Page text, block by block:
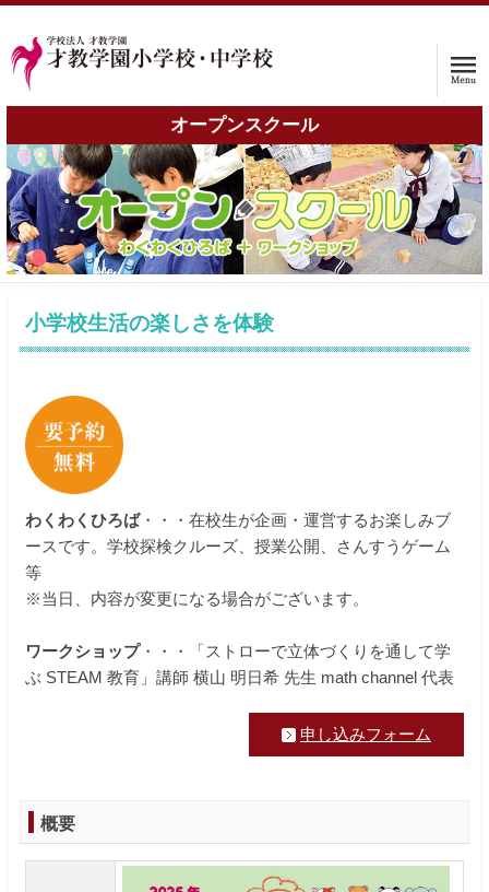
ホーム
学校案内
入試情報
保護者の声
入学をお考えの方へ
在校生の保護者の方へ
教職員募集
資料請求・お問い合わせ
オープンスクール
小学校生活の楽しさを体験
わくわくひろば・・・在校生が企画・運営するお楽しみブ
ースです。学校探検クルーズ、授業公開、さんすうゲーム
等
※当日、内容が変更になる場合がございます。
ワークショップ・・・「ストローで立体づくりを通して学
ぶ STEAM 教育」講師 横山 明日希 先生 math channel 代表
申し込みフォーム
概要